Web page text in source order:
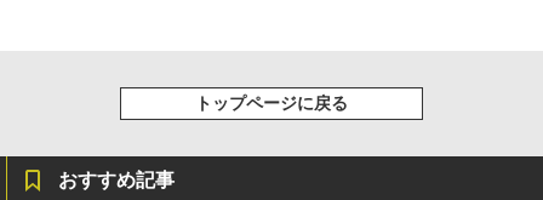
トップページに戻る
おすすめ記事